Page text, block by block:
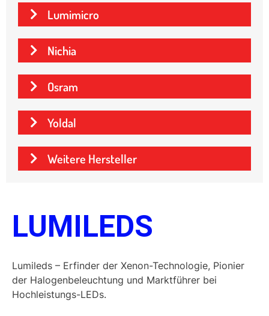
Lumimicro
Nichia
Osram
Yoldal
Weitere Hersteller
LUMILEDS
Lumileds – Erfinder der Xenon-Technologie, Pionier
der Halogenbeleuchtung und Marktführer bei
Hochleistungs-LEDs.